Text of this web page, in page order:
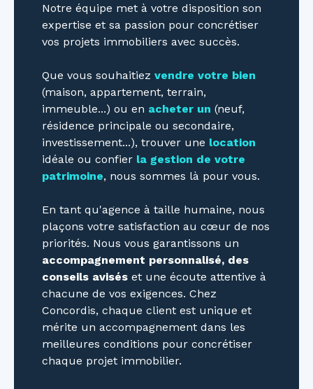
Notre équipe met à votre disposition son
expertise et sa passion pour concrétiser
vos projets immobiliers avec succès.
Que vous souhaitiez vendre votre bien
(maison, appartement, terrain,
immeuble...) ou en acheter un (neuf,
résidence principale ou secondaire,
investissement...), trouver une location
idéale ou confier la gestion de votre
patrimoine, nous sommes là pour vous.
En tant qu'agence à taille humaine, nous
plaçons votre satisfaction au cœur de nos
priorités. Nous vous garantissons un
accompagnement personnalisé, des
conseils avisés et une écoute attentive à
chacune de vos exigences. Chez
Concordis, chaque client est unique et
mérite un accompagnement dans les
meilleures conditions pour concrétiser
chaque projet immobilier.